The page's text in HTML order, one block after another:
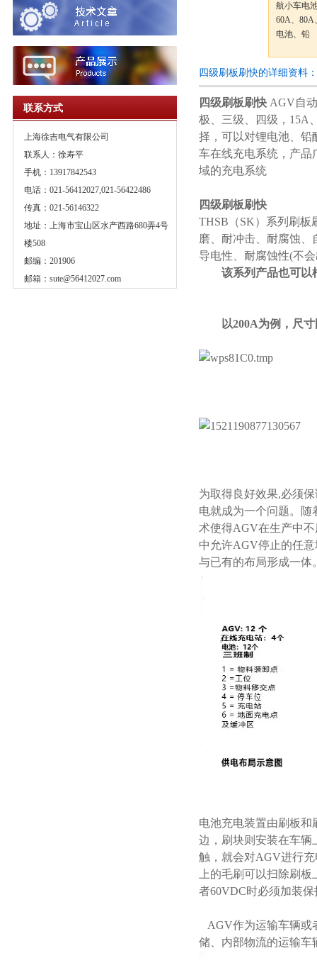
联系方式
上海徐吉电气有限公司
联系人：徐寿平
手机：13917842543
电话：021-56412027,021-56422486
传真：021-56146322
地址：上海市宝山区水产西路680弄4号
楼508
邮编：201906
邮箱： sute@56412027.com
航小车电
60A、80A
电池、铅
四级刷板刷快的详细资料：
四级刷板刷快 AGV自
极、三级、四级，15A
择，可以对锂电池、铅
车在线充电系统，产品
域的充电系统
四级刷板刷快
THSB（SK）系列刷板
磨、耐冲击、耐腐蚀
导电性、耐腐蚀性(不
该系列产品也可以根
以200A为例，尺
为取得良好效果,必须
电就成为一个问题。
术使得AGV在生产中
中允许AGV停止的任
与已有的布局形成一体
电池充电装置由刷板
边，刷块则安装在车辆
触，就会对AGV进行
上的毛刷可以扫除刷
者60VDC时必须加装
AGV作为运输车辆或
储、内部物流的运输车